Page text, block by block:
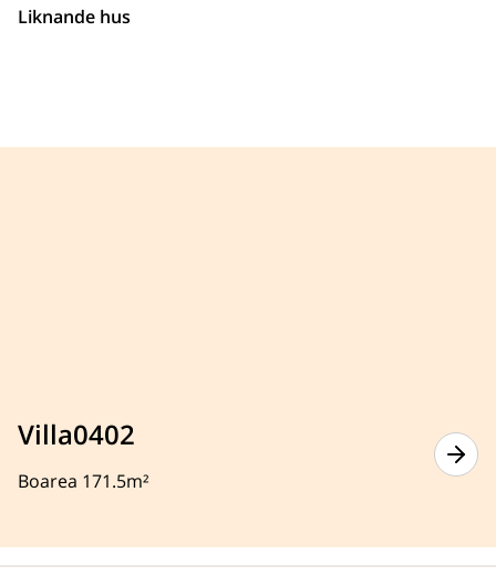
Liknande hus
Villa0402
Boarea 171.5m²